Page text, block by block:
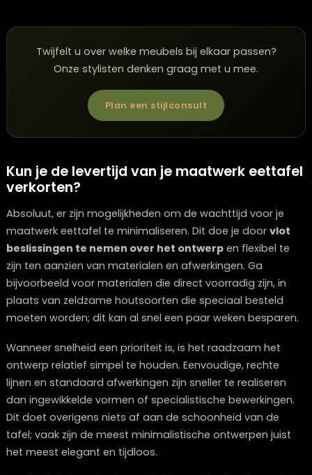
samengevoegd, waarbij de unieke nerfstructuren en
kleurnuances vakkundig worden behandeld om een
harmonieus geheel te vormen.
Ook de afwerking is tijdrovender. Er zijn vaak meerdere
lagen olie of lak nodig, waarbij elke laag volledig moet
uitharden alvorens de volgende aangebracht kan
investering een duurzaam en esthetisch superieur
Twijfelt u over welke meubels bij elkaar passen?
Onze stylisten denken graag met u mee.
Plan een stijlconsult
Kun je de levertijd van je maatwerk
verkorten?
Absoluut, er zijn mogelijkheden om de wachttijd voor